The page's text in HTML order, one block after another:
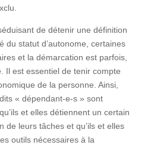
de détenir une définition
du statut d’autonome, certaines
et la démarcation est parfois,
Il est essentiel de tenir compte
de la personne. Ainsi,
« dépendant-e-s » sont
et elles détiennent un certain
de leurs tâches et qu’ils et elles
outils nécessaires à la